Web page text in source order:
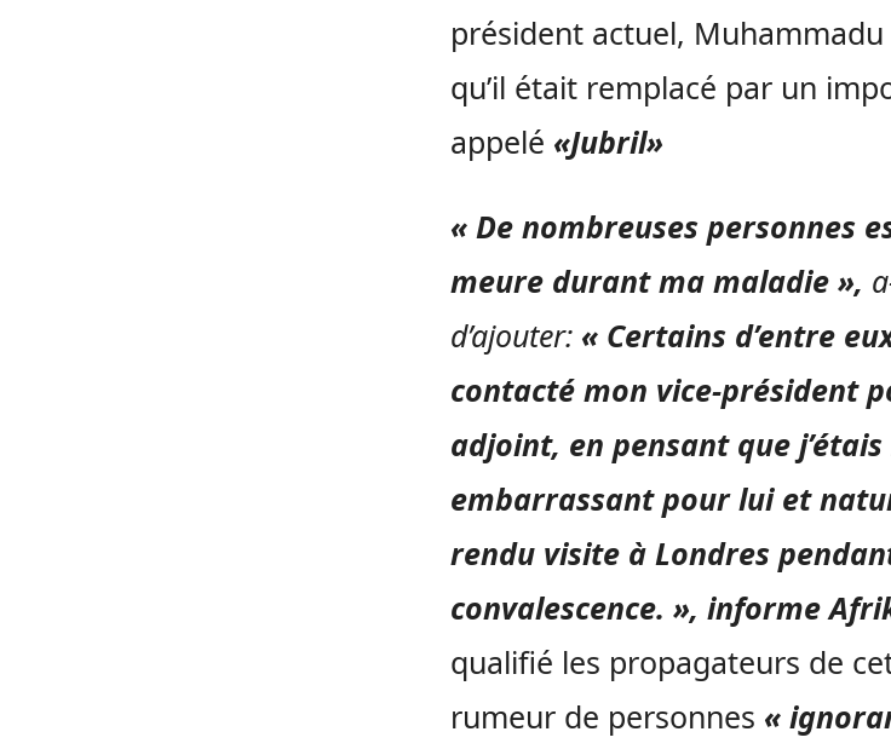
président actuel,
qu’il était remplacé par un
appelé «Jubril»
« De nombreuses personnes
meure durant ma maladie »,
d’ajouter: « Certains d’entre
contacté mon vice-président
adjoint, en pensant que
embarrassant pour lui et
rendu visite à Londres
convalescence. », informe
qualifié les propagateurs de
rumeur de personnes «